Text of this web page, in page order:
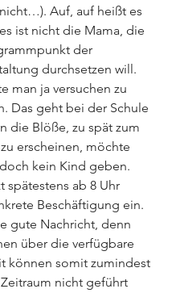
Auf, auf heißt es
ist nicht die Mama, die
der
durchsetzen will.
man ja versuchen zu
Das geht bei der Schule
die Blöße, zu spät zum
erscheinen, möchte
kein Kind geben.
spätestens ab 8 Uhr
Beschäftigung ein.
gute Nachricht, denn
über die verfügbare
können somit zumindest
nicht geführt